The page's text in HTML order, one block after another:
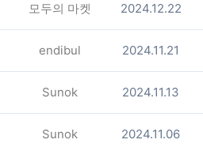
모두의 마켓 2024.12.22
endibul 2024.11.21
Sunok 2024.11.13
Sunok 2024.11.06